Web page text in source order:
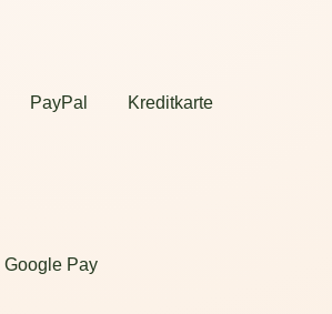
PayPal Kreditkarte
Google Pay